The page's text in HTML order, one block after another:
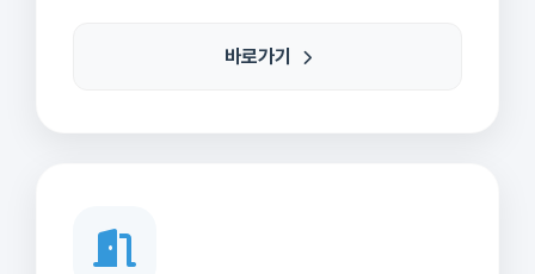
바로가기